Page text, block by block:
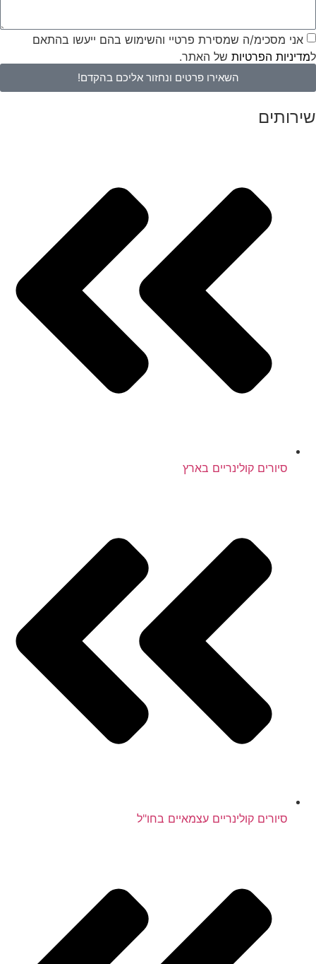
אני מסכימ/ה שמסירת פרטיי והשימוש בהם ייעשו בהתאם
למדיניות הפרטיות של האתר.
השאירו פרטים ונחזור אליכם בהקדם!
שירותים
סיורים קולינריים בארץ
סיורים קולינריים עצמאיים בחו"ל